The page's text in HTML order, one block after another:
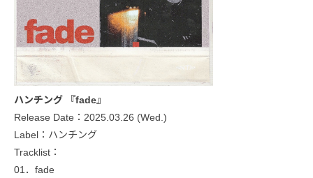
ハンチング 『fade』
Release Date：2025.03.26 (Wed.)
Label：ハンチング
Tracklist：
01．fade